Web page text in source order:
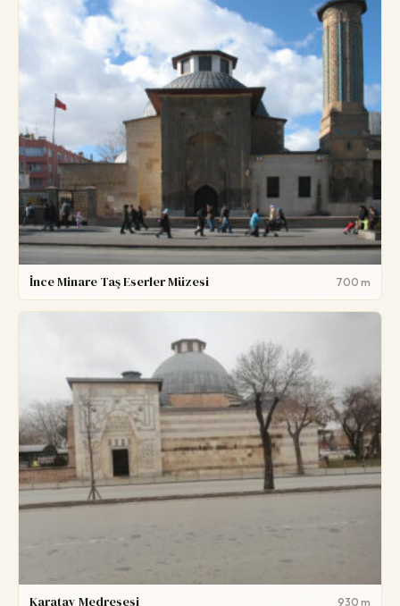
İnce Minare Taş Eserler Müzesi 700 m
Karatay Medresesi 930 m